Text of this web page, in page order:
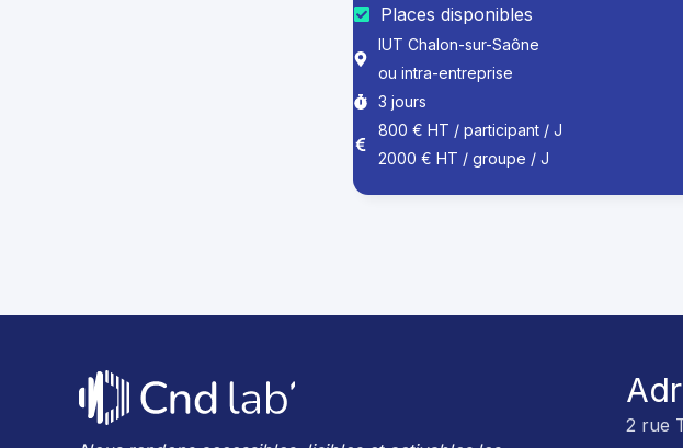
Places disponibles
IUT Chalon-sur-Saône
ou intra-entreprise
3 jours
800 € HT / participant / J
2000 € HT / groupe / J
2 rue